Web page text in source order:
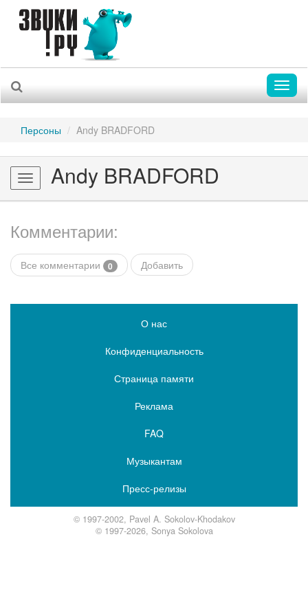
Персоны Andy BRADFORD
Toggle
navigation
Andy BRADFORD
Комментарии:
Все комментарии 0 Добавить
О нас
Конфиденциальность
Страница памяти
Реклама
FAQ
Музыкантам
Пресс-релизы
© 1997-2002, Pavel A. Sokolov-Khodakov
© 1997-2026, Sonya Sokolova